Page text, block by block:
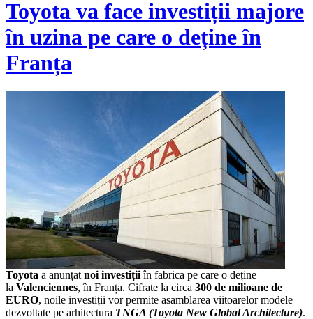
Toyota va face investiții majore
în uzina pe care o deține în
Franța
Toyota a anunțat noi investițiiîn fabrica pe care o deține
la Valenciennes, în Franța. Cifrate la circa 300 de milioane de
EURO, noile investiții vor permite asamblarea viitoarelor modele
dezvoltate pe arhitectura TNGA (Toyota New Global Architecture).